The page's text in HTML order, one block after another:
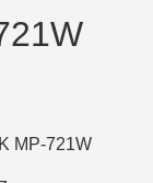
MP-721W